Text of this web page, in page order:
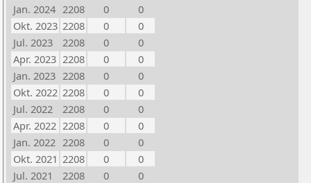
Jan. 2024 2208 0
0
Okt. 2023 2208 0
0
Jul. 2023
2208 0
0
Apr. 2023 2208 0
0
Jan. 2023 2208 0
0
Okt. 2022 2208 0
0
Jul. 2022
2208 0
0
Apr. 2022 2208 0
0
Jan. 2022 2208 0
0
Okt. 2021 2208 0
0
Jul. 2021
2208 0
0